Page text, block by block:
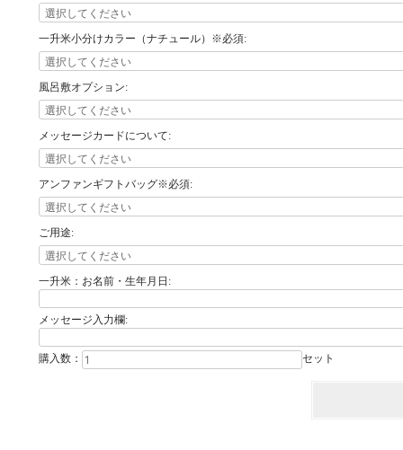
一升米小分けカラー（ナチュール）※必須:
風呂敷オプション:
メッセージカードについて:
アンファンギフトバッグ※必須:
ご用途:
一升米：お名前・生年月日:
メッセージ入力欄:
購入数： セット